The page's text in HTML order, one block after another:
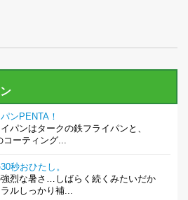
ンPENTA！
パンはタークの鉄フライパンと、
ーティング...
秒おひたし。
烈な暑さ…しばらく続くみたいだか
ルしっかり補...